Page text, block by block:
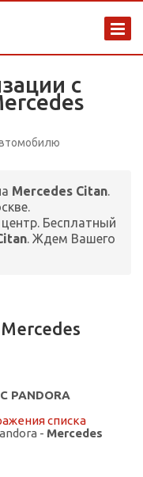
с
Mercedes Citan.
Бесплатный
. Ждем Вашего
списка
- Mercedes